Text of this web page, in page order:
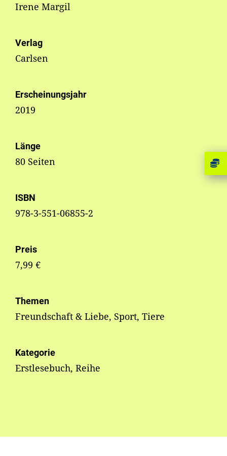
Irene Margil
Verlag
Carlsen
Erscheinungsjahr
2019
Länge
80 Seiten
ISBN
978-3-551-06855-2
Preis
7,99 €
Themen
Freundschaft & Liebe, Sport, Tiere
Kategorie
Erstlesebuch, Reihe